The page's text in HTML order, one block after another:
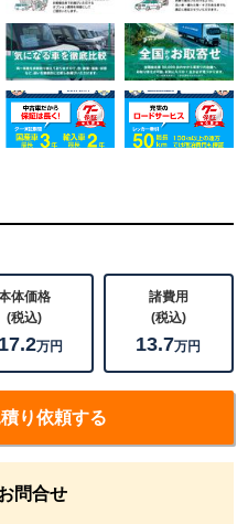
体価格
(税込)
万円
諸費用
(税込)
13.7万円
り依頼する
問合せ